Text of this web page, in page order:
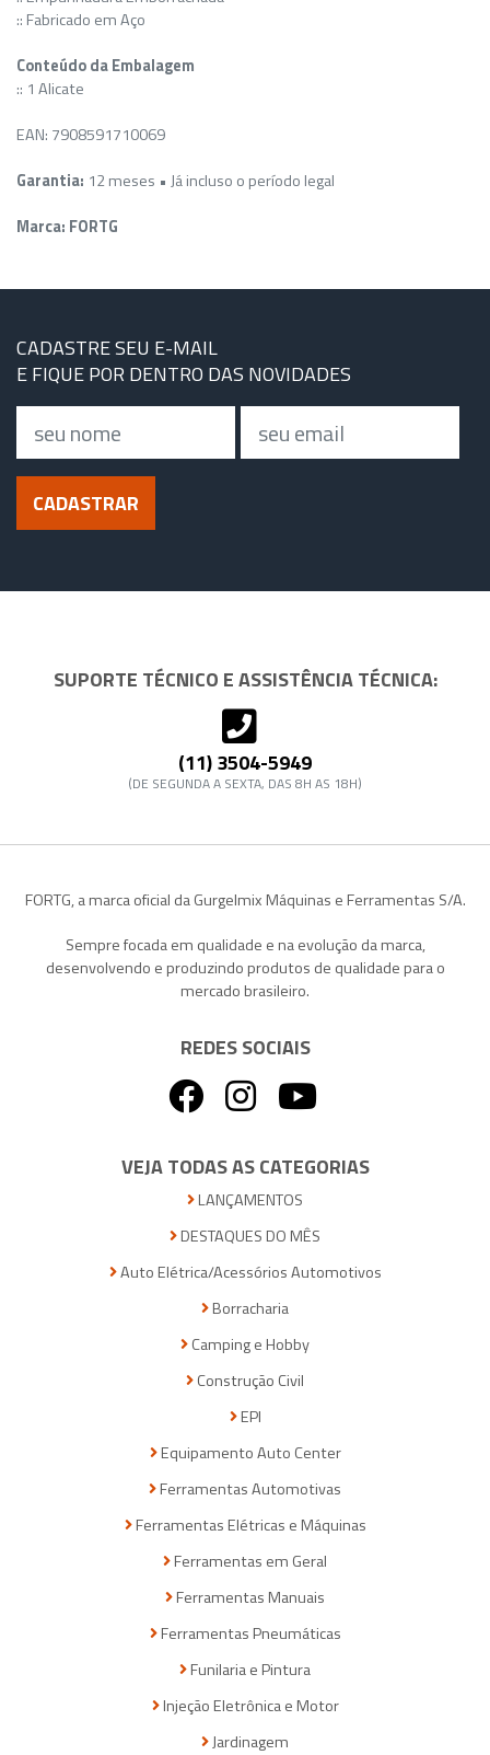
:: Fabricado em Aço
Conteúdo da Embalagem
:: 1 Alicate
EAN: 7908591710069
Garantia: 12 meses • Já incluso o período legal
Marca: FORTG
CADASTRE SEU E-MAIL
E FIQUE POR DENTRO DAS NOVIDADES
CADASTRAR
SUPORTE TÉCNICO E ASSISTÊNCIA TÉCNICA:
(11) 3504-5949
(DE SEGUNDA A SEXTA, DAS 8H AS 18H)
FORTG, a marca oficial da Gurgelmix Máquinas e Ferramentas S/A.
Sempre focada em qualidade e na evolução da marca,
desenvolvendo e produzindo produtos de qualidade para o
mercado brasileiro.
REDES SOCIAIS
VEJA TODAS AS CATEGORIAS
LANÇAMENTOS
DESTAQUES DO MÊS
Auto Elétrica/Acessórios Automotivos
Borracharia
Camping e Hobby
Construção Civil
EPI
Equipamento Auto Center
Ferramentas Automotivas
Ferramentas Elétricas e Máquinas
Ferramentas em Geral
Ferramentas Manuais
Ferramentas Pneumáticas
Funilaria e Pintura
Injeção Eletrônica e Motor
Jardinagem